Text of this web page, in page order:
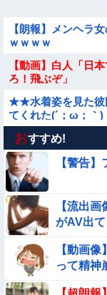
【朗報】メンヘラ
ｗｗｗｗ
【動画】白人「日
ろ！飛ぶぞ」
★★水着姿を見た彼
てくれた(´；ω；｀)
【動画】野犬の群
するｗｗｗｗｗｗｗ
★★同格のように語
のと言えば？
【画像】女さん「
来た」ﾊﾟｼｬｯ
【動画】ピザ屋の
て炎上
【動画】南米系のデ
おすすめ!
【警告
【流出
がAV出て
【動画
って精